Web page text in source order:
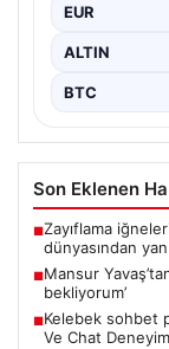
EUR
ALTIN
BTC
Son Eklenen
■Zayıflama
dünyasından
■Mansur
bekliyorum’
■Kelebek sohbet
Ve Chat